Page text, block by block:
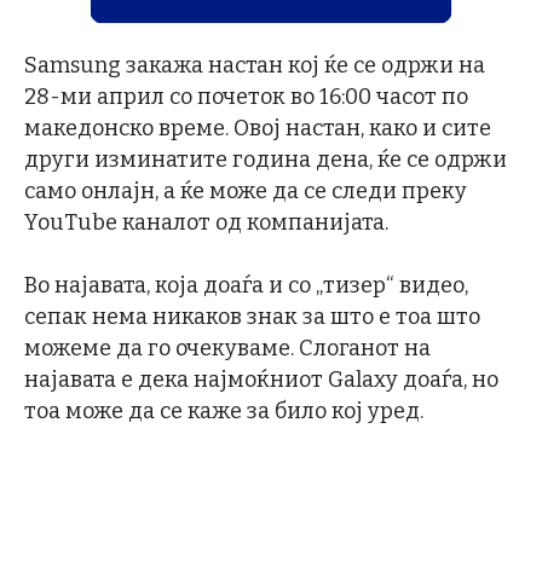
Samsung закажа настан кој ќе се одржи на
28-ми април со почеток во 16:00 часот по
македонско време. Овој настан, како и сите
други изминатите година дена, ќе се одржи
само онлајн, а ќе може да се следи преку
YouTube каналот од компанијата.
Во најавата, која доаѓа и со „тизер“ видео,
сепак нема никаков знак за што е тоа што
можеме да го очекуваме. Слоганот на
најавата е дека најмоќниот Galaxy доаѓа, но
тоа може да се каже за било кој уред.